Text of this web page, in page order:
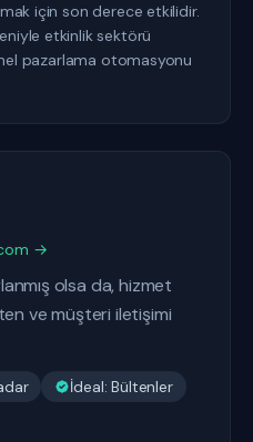
için son derece etkilidir.
etkinlik sektörü
pazarlama otomasyonu
→
olsa da, hizmet
ve müşteri iletişimi
İdeal: Bültenler